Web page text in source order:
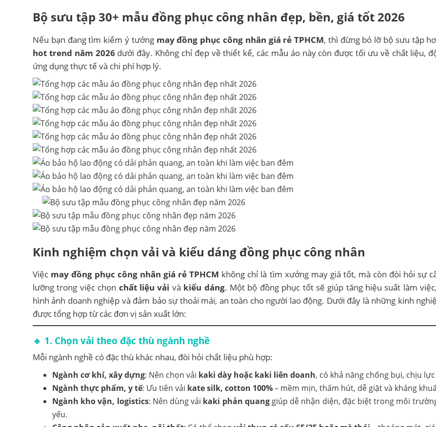
Bộ sưu tập 30+ mẫu đồng phục công nhân đẹp, bền, giá tốt 2026
Nếu bạn đang tìm kiếm ý tưởng may đồng phục công nhân giá rẻ TPHCM, thì đừng bỏ lỡ bộ sưu tập
hot trend năm 2026dưới đây. Không chỉ đẹp về thiết kế, các mẫu áo này còn được tối ưu về chất liệu,
ứng dụng thực tế và chi phí hợp lý.
Kinh nghiệm chọn vải và kiểu dáng đồng phục công nhân
Việc may đồng phục công nhân giá rẻ TPHCM không chỉ là tìm xưởng may giá tốt, mà còn đòi hỏi sự
lưỡng trong việc chọn chất liệu vải và kiểu dáng. Một bộ đồng phục tốt sẽ giúp tăng hiệu suất làm
hình ảnh doanh nghiệp và đảm bảo sự thoải mái, an toàn cho người lao động. Dưới đây là những kinh
được tổng hợp từ các đơn vị sản xuất lớn:
🔹 1. Chọn vải theo đặc thù ngành nghề
Mỗi ngành nghề có đặc thù khác nhau, đòi hỏi chất liệu phù hợp:
Ngành cơ khí, xây dựng: Nên chọn vải kaki dày hoặc kaki liên doanh, có khả năng chống bụi, chịu
Ngành thực phẩm, y tế: Ưu tiên vải kate silk, cotton 100%– mềm mịn, thấm hút, dễ giặt và kháng
Ngành kho vận, logistics: Nên dùng vải kaki phản quanggiúp dễ nhận diện, đặc biệt trong môi
yếu.